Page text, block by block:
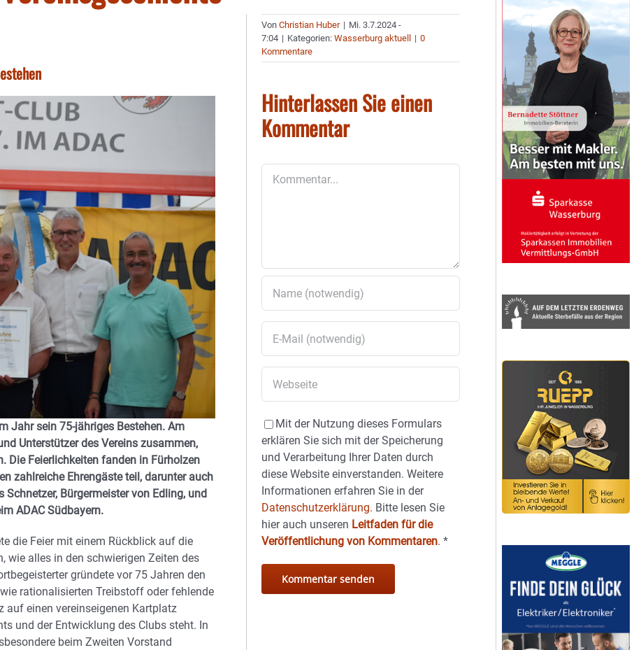
Jahr sein 75-jähriges Bestehen. Am
Unterstützer des Vereins zusammen,
Die Feierlichkeiten fanden in Fürholzen
zahlreiche Ehrengäste teil, darunter auch
Bürgermeister von Edling, und
ADAC Südbayern.
die Feier mit einem Rückblick auf die
wie alles in den schwierigen Zeiten des
gründete vor 75 Jahren den
rationalisierten Treibstoff oder fehlende
auf einen vereinseigenen Kartplatz
und der Entwicklung des Clubs steht. In
beim Zweiten Vorstand
VonChristian Huber | Mi. 3.7.2024 -
7:04 | Kategorien:Wasserburg aktuell | 0
Kommentare
Hinterlassen Sie einen
Kommentar
Mit der Nutzung dieses Formulars
erklären Sie sich mit der Speicherung
und Verarbeitung Ihrer Daten durch
diese Website einverstanden. Weitere
Informationen erfahren Sie in der
Datenschutzerklärung. Bitte lesen Sie
hier auch unseren Leitfaden für die
Veröffentlichung von Kommentaren.*